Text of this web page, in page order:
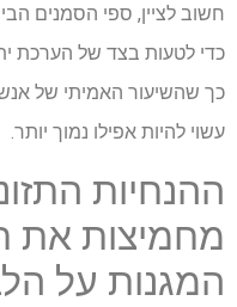
חשוב לציין, ספי הסמנים
כדי לטעות בצד של הערכת
עשוי להיות אפילו נמוך יותר.
ההנחיות
מחמיצות את
המגנות על